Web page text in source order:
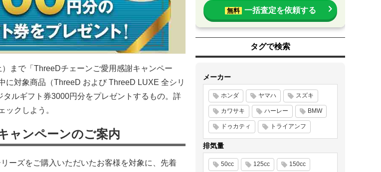
まで「ThreeDチェーンご愛用感謝キャンペー
に対象商品（ThreeD および ThreeD LUXE 全シリ
ルギフト券3000円分をプレゼントするもの。詳
ックしよう。
ャンペーンのご案内
ーズをご購入いただいたお客様を対象に、先着
無料 一括査定を依頼する
タグで検索
メーカー
ホンダ ヤマハ スズキ
カワサキ ハーレー BMW
ドゥカティ トライアンフ
排気量
50cc 125cc 150cc